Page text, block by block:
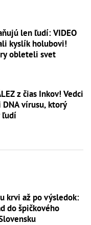
len ľudí: VIDEO
kyslík holubovi!
obleteli svet
z čias Inkov! Vedci
vírusu, ktorý
ľudí
krvi až po výsledok:
do špičkového